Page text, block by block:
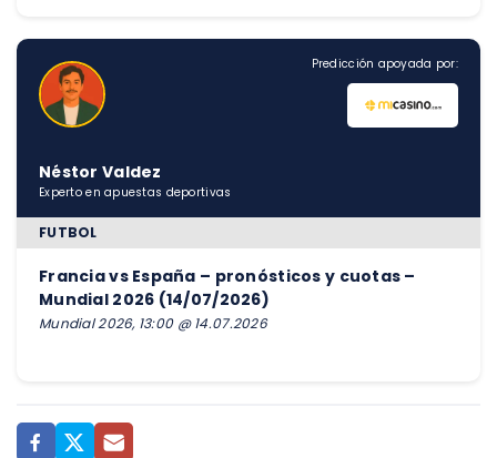
Predicción apoyada por:
Néstor Valdez
Experto en apuestas deportivas
FUTBOL
Francia vs España – pronósticos y cuotas –
Mundial 2026 (14/07/2026)
Mundial 2026, 13:00 @ 14.07.2026